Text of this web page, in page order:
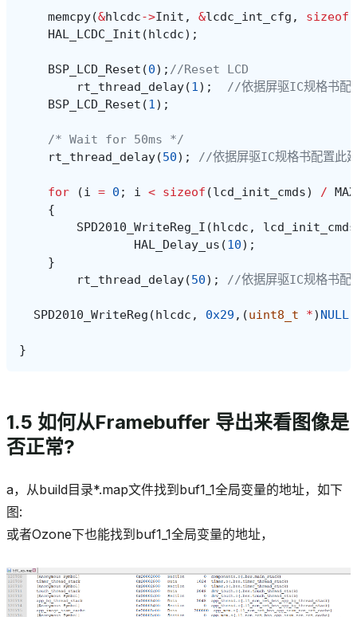
memcpy(&hlcdc->Init , &lcdc_int_cfg , sizeof
HAL_LCDC_Init (hlcdc);
BSP_LCD_Reset (0); //Reset LCD
rt_thread_delay(1 );
//依据屏驱IC规格书配
BSP_LCD_Reset (1 );
/* Wait for 50ms */
rt_thread_delay(50); //依据屏驱IC规格书配置此
for (i = 0 ; i < sizeof (lcd_init_cmds) /
{
SPD2010_WriteReg_I (hlcdc , lcd_init_cmds
HAL_Delay_us (10);
}
rt_thread_delay(50); //依据屏驱IC规格书配
SPD2010_WriteReg (hlcdc , 0x29 ,(uint8_t *) NULL
}
1.5 如何从Framebuffer 导出来看图像是
否正常?
a，从build目录*.map文件找到buf1_1全局变量的地址，如下
图:
或者Ozone下也能找到buf1_1全局变量的地址，